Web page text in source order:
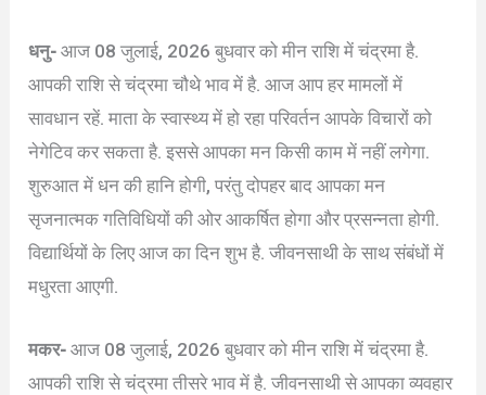
धनु- आज 08 जुलाई, 2026 बुधवार को मीन राशि में चंद्रमा है.
आपकी राशि से चंद्रमा चौथे भाव में है. आज आप हर मामलों में
सावधान रहें. माता के स्वास्थ्य में हो रहा परिवर्तन आपके विचारों को
नेगेटिव कर सकता है. इससे आपका मन किसी काम में नहीं लगेगा.
शुरुआत में धन की हानि होगी, परंतु दोपहर बाद आपका मन
सृजनात्मक गतिविधियों की ओर आकर्षित होगा और प्रसन्नता होगी.
विद्यार्थियों के लिए आज का दिन शुभ है. जीवनसाथी के साथ संबंधों में
मधुरता आएगी.
मकर- आज 08 जुलाई, 2026 बुधवार को मीन राशि में चंद्रमा है.
आपकी राशि से चंद्रमा तीसरे भाव में है. जीवनसाथी से आपका व्यवहार